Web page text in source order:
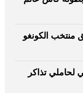
منتخب الكونغو
لحاملي تذاكر